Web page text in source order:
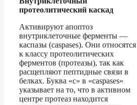
протеолитический каскад
Активируют апоптоз
внутриклеточные ферменты —
каспазы (caspases). Они относятся
к классу протеолитических
ферментов (протеазы), так как
расщепляют пептидные связи в
белках. Буква «с» в «caspases»
указывает на то, что в активном
центре протеаз находится